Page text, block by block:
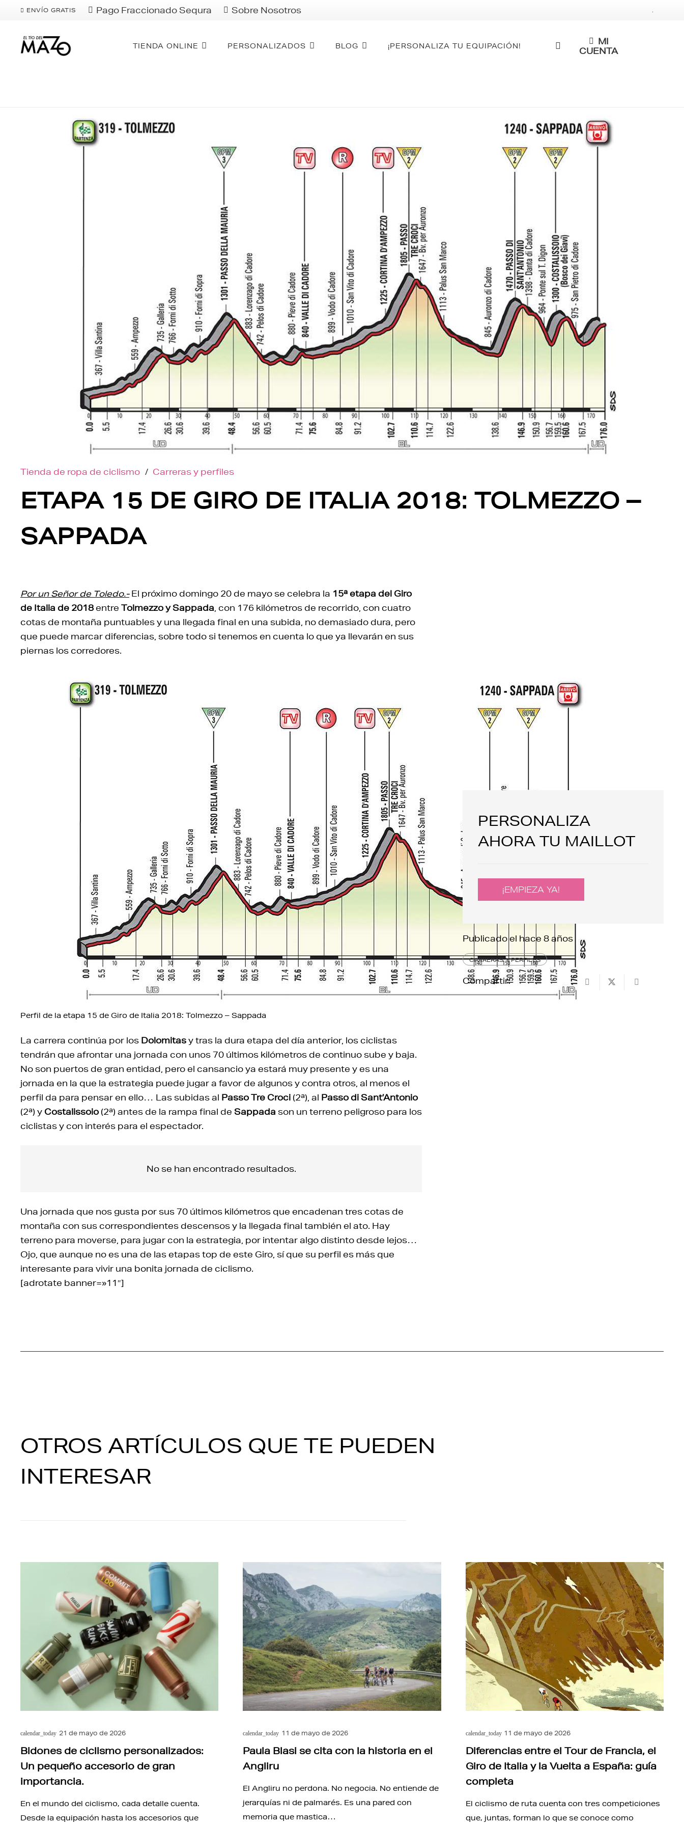
ENVÍO GRATIS Pago Fraccionado Sequra Sobre Nosotros .
TIENDA ONLINE PERSONALIZADOS BLOG ¡PERSONALIZA TU EQUIPACIÓN!
MI
CUENTA
Tienda de ropa de ciclismo / Carreras y perfiles
ETAPA 15 DE GIRO DE ITALIA 2018: TOLMEZZO –
SAPPADA
Por un Señor de Toledo.-El próximo domingo 20 de mayo se celebra la 15ª etapa del Giro
de Italia de 2018entre Tolmezzo y Sappada , con 176 kilómetros de recorrido, con cuatro
cotas de montaña puntuables y una llegada final en una subida, no demasiado dura, pero
que puede marcar diferencias, sobre todo si tenemos en cuenta lo que ya llevarán en sus
piernas los corredores.
Perfil de la etapa 15 de Giro de Italia 2018: Tolmezzo – Sappada
La carrera continúa por los Dolomitasy tras la dura etapa del día anterior, los ciclistas
tendrán que afrontar una jornada con unos 70 últimos kilómetros de continuo sube y baja.
No son puertos de gran entidad, pero el cansancio ya estará muy presente y es una
jornada en la que la estrategia puede jugar a favor de algunos y contra otros, al menos el
perfil da para pensar en ello… Las subidas al Passo Tre Croci (2ª), al Passo di Sant’Antonio
(2ª) y Costalissoio (2ª) antes de la rampa final de Sappada son un terreno peligroso para los
ciclistas y con interés para el espectador.
No se han encontrado resultados.
Una jornada que nos gusta por sus 70 últimos kilómetros que encadenan tres cotas de
montaña con sus correspondientes descensos y la llegada final también el ato. Hay
terreno para moverse, para jugar con la estrategia, por intentar algo distinto desde lejos…
Ojo, que aunque no es una de las etapas top de este Giro, sí que su perfil es más que
interesante para vivir una bonita jornada de ciclismo.
[adrotate banner=»11″]
PERSONALIZA
AHORA TU MAILLOT
¡EMPIEZA YA!
Publicado el hace 8 años
CARRERAS Y PERFILES
Compartir:
OTROS ARTÍCULOS QUE TE PUEDEN
INTERESAR
calendar_today 21 de mayo de 2026
Bidones de ciclismo personalizados:
Un pequeño accesorio de gran
importancia.
En el mundo del ciclismo, cada detalle cuenta.
Desde la equipación hasta los accesorios que
calendar_today 11 de mayo de 2026
Paula Blasi se cita con la historia en el
Angliru
El Angliru no perdona. No negocia. No entiende de
jerarquías ni de palmarés. Es una pared con
memoria que mastica…
calendar_today 11 de mayo de 2026
Diferencias entre el Tour de Francia, el
Giro de Italia y la Vuelta a España: guía
completa
El ciclismo de ruta cuenta con tres competiciones
que, juntas, forman lo que se conoce como